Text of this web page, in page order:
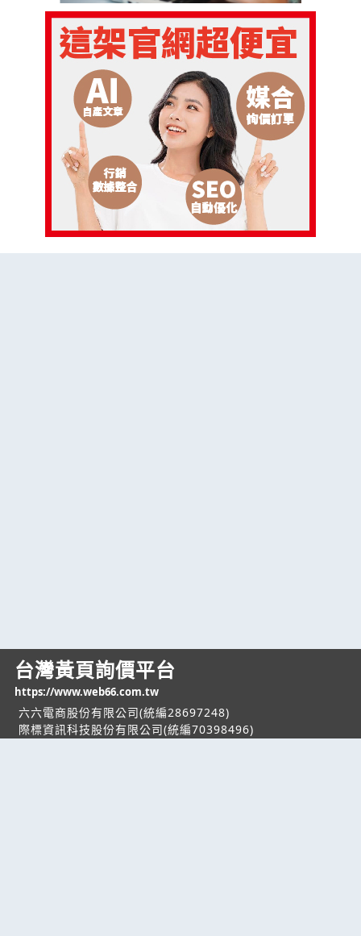
台灣黃頁詢價平台
https://www.web66.com.tw
六六電商股份有限公司(統編28697248)
際標資訊科技股份有限公司(統編70398496)